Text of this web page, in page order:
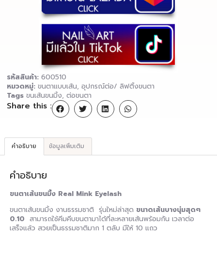
รหัสสินค้า: 600510
หมวดหมู่: ขนตาแบบเส้น, อุปกรณ์ต่อ/ ลิฟติ้งขนตา
Tags ขนเส้นขนมิ้ง, ต่อขนตา
Share this :
คำอธิบาย ข้อมูลเพิ่มเติม
คำอธิบาย
ขนตาเส้นขนมิ้ง Real Mink Eyelash
ขนตาเส้นขนมิ้ง งานธรรมชาติ รุ่นใหม่ล่าสุด ขนาดเส้นบางนุ่มสุดๆ
0.10 สามารถใช้คีมคีบขนตามาได้ที่ละหลายเส้นพร้อมกัน เวลาต่อ
เสร็จแล้ว สวยเป็นธรรมชาติมาก 1 ตลับ มีให้ 10 แถว